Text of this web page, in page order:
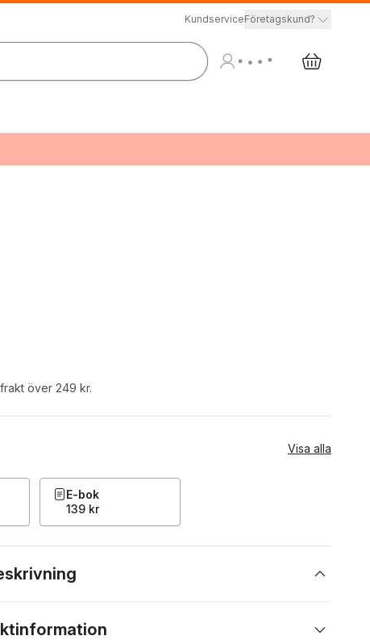
KundserviceFöretagskund?
över 249 kr.
Visa alla
E-bok
139 kr